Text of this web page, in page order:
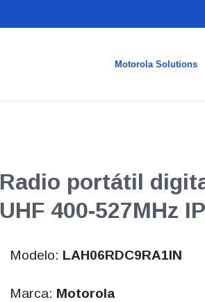
Motorola Solutions
Radio portátil
UHF 400-527MHz
Modelo: LAH06RDC9RA1IN
Marca: Motorola